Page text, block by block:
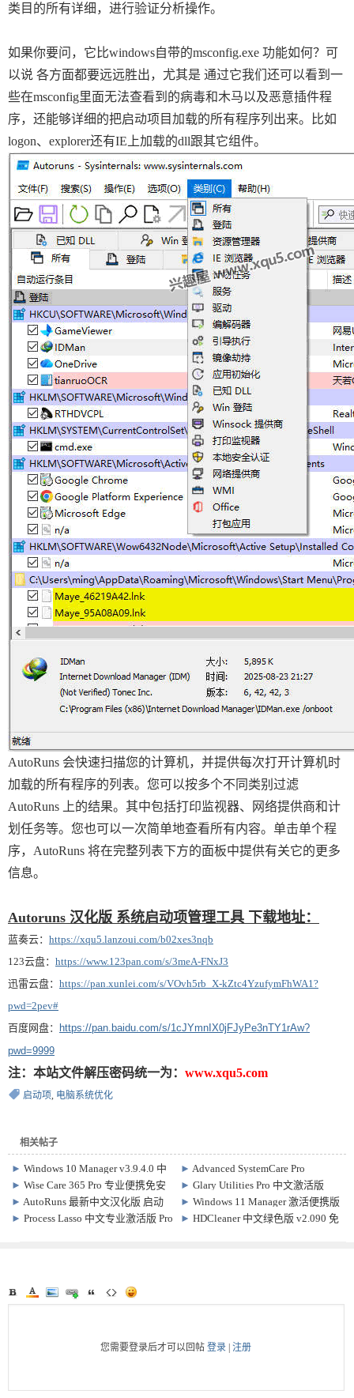
类目的所有详细，进行验证分析操作。
如果你要问，它比windows自带的msconfig.exe 功能如何？可
以说 各方面都要远远胜出，尤其是 通过它我们还可以看到一
些在msconfig里面无法查看到的病毒和木马以及恶意插件程
序，还能够详细的把启动项目加载的所有程序列出来。比如
logon、explorer还有IE上加载的dll跟其它组件。
AutoRuns 会快速扫描您的计算机，并提供每次打开计算机时
加载的所有程序的列表。您可以按多个不同类别过滤
AutoRuns 上的结果。其中包括打印监视器、网络提供商和计
划任务等。您也可以一次简单地查看所有内容。单击单个程
序，AutoRuns 将在完整列表下方的面板中提供有关它的更多
信息。
Autoruns 汉化版 系统启动项管理工具 下载地址：
蓝奏云： https://xqu5.lanzoui.com/b02xes3nqb
123云盘： https://www.123pan.com/s/3meA-FNxJ3
迅雷云盘： https://pan.xunlei.com/s/VOvh5rb_X-kZtc4YzufymFhWA1?
pwd=2pev#
百度网盘：
https://pan.baidu.com/s/1cJYmnIX0jFJyPe3nTY1rAw?
pwd=9999
注：本站文件解压密码统一为： www.xqu5.com
启动项, 电脑系统优化
相关帖子
►Windows 10 Manager v3.9.4.0 中
文破解版，Win10优化软件
► Advanced SystemCare Pro
19.5.0.226 / Ultimate18.4.0.114 中文
特别版
►Wise Care 365 Pro 专业便携免安
装版 v8.0.4 Build 732
►Glary Utilities Pro 中文激活版
v6.45.0.49
► AutoRuns 最新中文汉化版 启动
项目管理工具
►Windows 11 Manager 激活便携版
v1.4.4.0
►Process Lasso 中文专业激活版 Pro
►HDCleaner 中文绿色版 v2.090 免
您需要登录后才可以回帖登录 |注册